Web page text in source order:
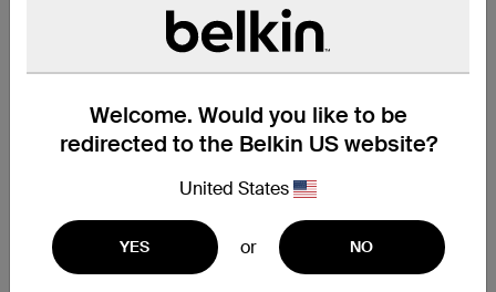
Welcome. Would you like to be
redirected to the Belkin US website?
United States
YES or NO
공통 질문
Comparing the specifications of different Belkin USB-
C™ cables
도움이 더 필요하십니까? 전체 지원 페이지를 방문하십시